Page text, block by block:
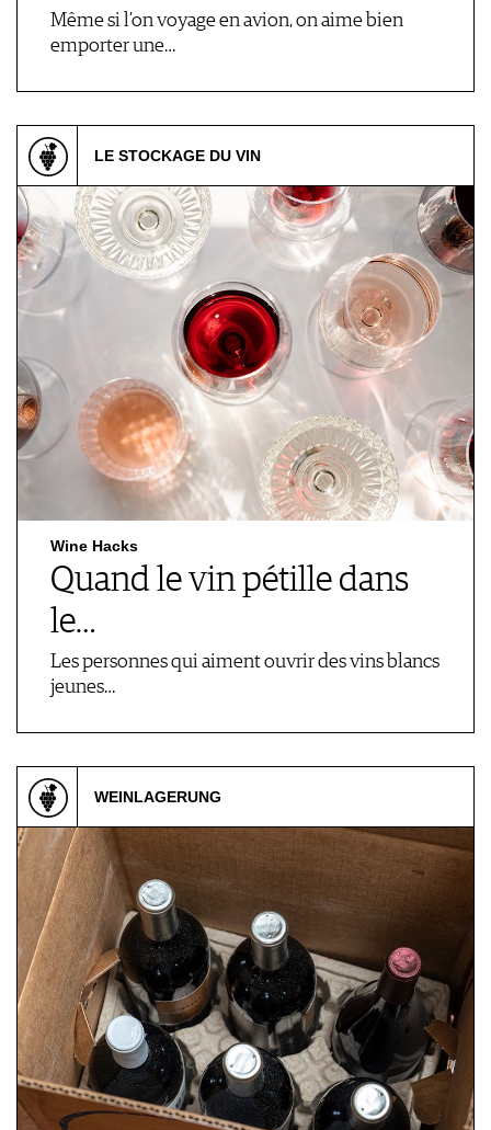
Même si l’on voyage en avion, on aime bien
emporter une…
LE STOCKAGE DU VIN
Wine Hacks
Quand le vin pétille dans
le…
Les personnes qui aiment ouvrir des vins blancs
jeunes…
WEINLAGERUNG